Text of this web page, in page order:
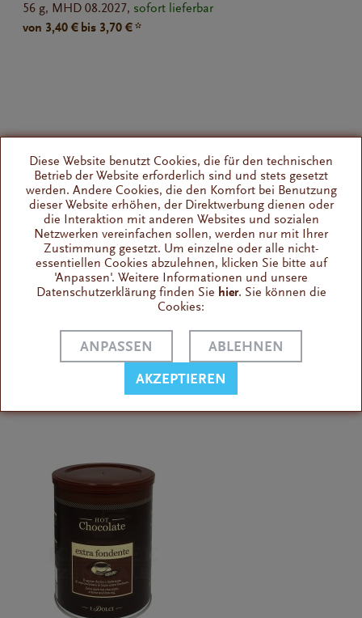
56 g, MHD 08.2027, sofort lieferbar
von 3,40 € bis 3,70 € *
Diemme Blu Intenso, 10 Kapseln NES
langanhaltender Nachgeschmack
von 3,40 € bis 3,70 € *
Diese Website benutzt Cookies, die für den technischen
Betrieb der Website erforderlich sind und stets gesetzt
werden. Andere Cookies, die den Komfort bei Benutzung
dieser Website erhöhen, der Direktwerbung dienen oder
die Interaktion mit anderen Websites und sozialen
Netzwerken vereinfachen sollen, werden nur mit Ihrer
Zustimmung gesetzt. Um einzelne oder alle nicht-
essentiellen Cookies abzulehnen, klicken Sie bitte auf
'Anpassen'. Weitere Informationen und unsere
Datenschutzerklärung finden Sie hier. Sie können die
Cookies:
ANPASSEN
ABLEHNEN
AKZEPTIEREN